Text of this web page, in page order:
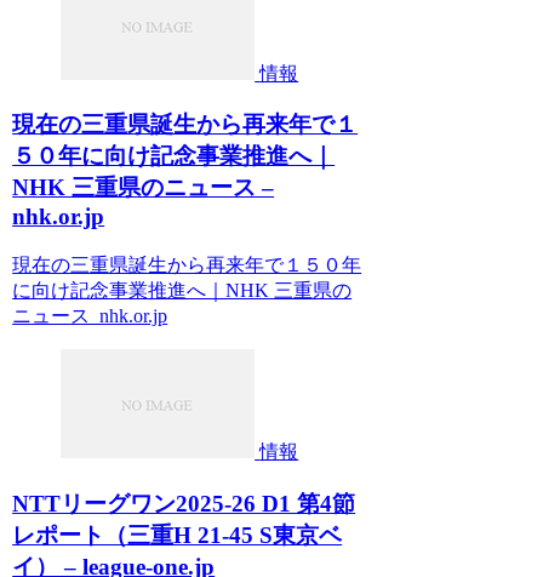
情報
現在の三重県誕生から再来年で１
５０年に向け記念事業推進へ｜
NHK 三重県のニュース –
nhk.or.jp
現在の三重県誕生から再来年で１５０年
に向け記念事業推進へ｜NHK 三重県の
ニュース nhk.or.jp
情報
NTTリーグワン2025-26 D1 第4節
レポート（三重H 21-45 S東京ベ
イ） – league-one.jp